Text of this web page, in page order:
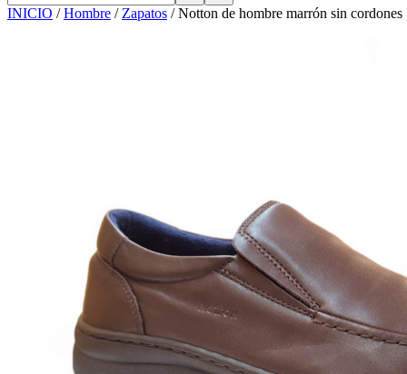
INICIO /Hombre / Zapatos /Notton de hombre marrón sin cordones